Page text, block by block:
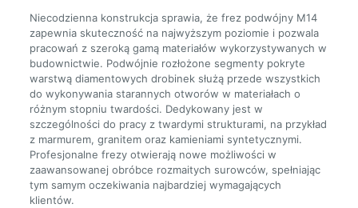
Niecodzienna konstrukcja sprawia, że frez podwójny M14
zapewnia skuteczność na najwyższym poziomie i pozwala
pracowań z szeroką gamą materiałów wykorzystywanych w
budownictwie. Podwójnie rozłożone segmenty pokryte
warstwą diamentowych drobinek służą przede wszystkich
do wykonywania starannych otworów w materiałach o
różnym stopniu twardości. Dedykowany jest w
szczególności do pracy z twardymi strukturami, na przykład
z marmurem, granitem oraz kamieniami syntetycznymi.
Profesjonalne frezy otwierają nowe możliwości w
zaawansowanej obróbce rozmaitych surowców, spełniając
tym samym oczekiwania najbardziej wymagających
klientów.